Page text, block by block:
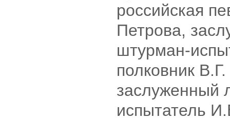
российская
Петрова,
штурман-
полковник
заслуженный
испытатель